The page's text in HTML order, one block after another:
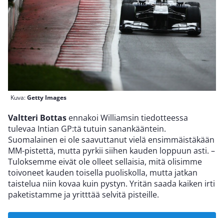
Kuva:Getty Images
Valtteri Bottas ennakoi Williamsin tiedotteessa
tulevaa Intian GP:tä tutuin sanankääntein.
Suomalainen ei ole saavuttanut vielä ensimmäistäkään
MM-pistettä, mutta pyrkii siihen kauden loppuun asti. –
Tuloksemme eivät ole olleet sellaisia, mitä olisimme
toivoneet kauden toisella puoliskolla, mutta jatkan
taistelua niin kovaa kuin pystyn. Yritän saada kaiken irti
paketistamme ja yritttää selvitä pisteille.